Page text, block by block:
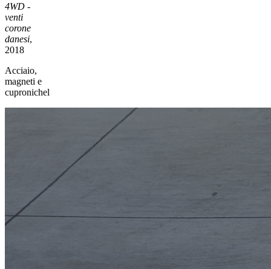
4WD -
venti
corone
danesi,
2018
Acciaio,
magneti e
cupronichel